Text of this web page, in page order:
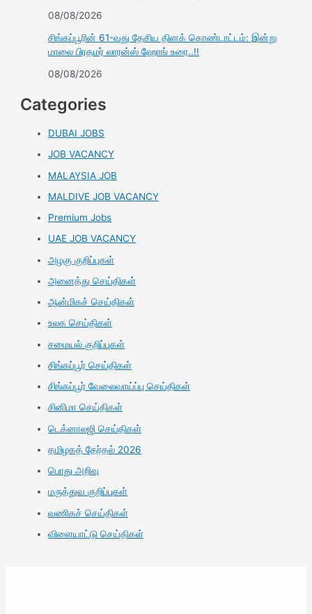
08/08/2026
சிங்கப்பூரின் 61-வது தேசிய தினக் கொண்டாட்டம்: இன்று
மாலை பிரதமர் லாரன்ஸ் ஹோங் உரை..!!
08/08/2026
Categories
DUBAI JOBS
JOB VACANCY
MALAYSIA JOB
MALDIVE JOB VACANCY
Premium Jobs
UAE JOB VACANCY
அழகு குறிப்புகள்
அனைத்து செய்திகள்
ஆன்மிகச் செய்திகள்
உலக செய்திகள்
சமையல் குறிப்புகள்
சிங்கப்பூர் செய்திகள்
சிங்கப்பூர் வேலைவாய்ப்பு செய்திகள்
சினிமா செய்திகள்
டெக்னாலஜி செய்திகள்
தமிழகத் தேர்தல் 2026
பொது அறிவு
மருத்துவ குறிப்புகள்
வணிகச் செய்திகள்
விளையாட்டு செய்திகள்